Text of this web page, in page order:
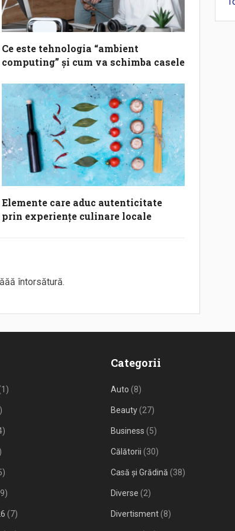
Ce este tehnologia “ambient
computing” și cum va schimba casele
Elemente care aduc autenticitate
prin experiențe culinare locale
întorsătură.
(7)
Categorii
Auto (8)
Beauty(27)
Business (5)
Călătorii (30)
Casă și Grădină (38)
Diverse (2)
Divertisment(8)